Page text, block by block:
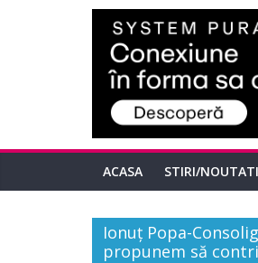
ACASA STIRI/NOUTATI
Ionuț Popa-
propunem să